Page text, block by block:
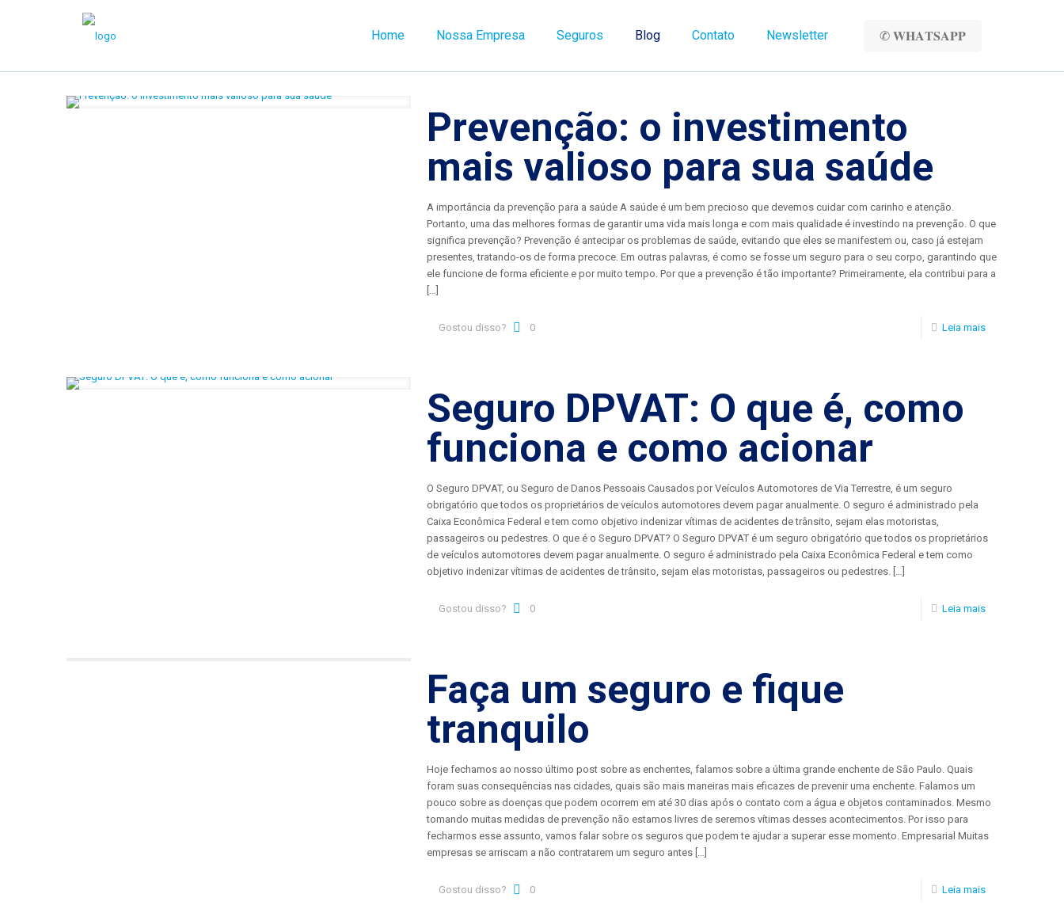
Home Nossa Empresa Seguros Blog Contato Newsletter ✆ 𝐖𝐇𝐀𝐓𝐒𝐀𝐏𝐏
Prevenção: o investimento
mais valioso para sua saúde
A importância da prevenção para a saúde A saúde é um bem precioso que devemos cuidar com carinho e atenção.
Portanto, uma das melhores formas de garantir uma vida mais longa e com mais qualidade é investindo na prevenção. O que
significa prevenção? Prevenção é antecipar os problemas de saúde, evitando que eles se manifestem ou, caso já estejam
presentes, tratando-os de forma precoce. Em outras palavras, é como se fosse um seguro para o seu corpo, garantindo que
ele funcione de forma eficiente e por muito tempo. Por que a prevenção é tão importante? Primeiramente, ela contribui para a
[…]
Gostou disso? 0 Leia mais
Seguro DPVAT: O que é, como
funciona e como acionar
O Seguro DPVAT, ou Seguro de Danos Pessoais Causados por Veículos Automotores de Via Terrestre, é um seguro
obrigatório que todos os proprietários de veículos automotores devem pagar anualmente. O seguro é administrado pela
Caixa Econômica Federal e tem como objetivo indenizar vítimas de acidentes de trânsito, sejam elas motoristas,
passageiros ou pedestres. O que é o Seguro DPVAT? O Seguro DPVAT é um seguro obrigatório que todos os proprietários
de veículos automotores devem pagar anualmente. O seguro é administrado pela Caixa Econômica Federal e tem como
objetivo indenizar vítimas de acidentes de trânsito, sejam elas motoristas, passageiros ou pedestres. […]
Gostou disso? 0 Leia mais
Faça um seguro e fique
tranquilo
Hoje fechamos ao nosso último post sobre as enchentes, falamos sobre a última grande enchente de São Paulo. Quais
foram suas consequências nas cidades, quais são mais maneiras mais eficazes de prevenir uma enchente. Falamos um
pouco sobre as doenças que podem ocorrem em até 30 dias após o contato com a água e objetos contaminados. Mesmo
tomando muitas medidas de prevenção não estamos livres de seremos vítimas desses acontecimentos. Por isso para
fecharmos esse assunto, vamos falar sobre os seguros que podem te ajudar a superar esse momento. Empresarial Muitas
empresas se arriscam a não contratarem um seguro antes […]
Gostou disso? 0 Leia mais